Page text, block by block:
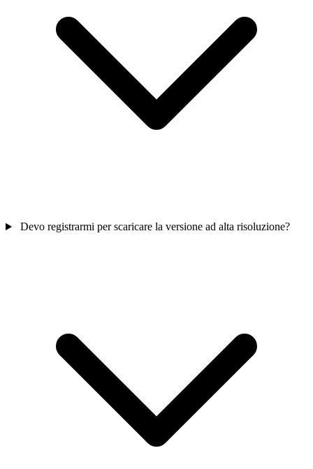
Devo registrarmi per scaricare la versione ad alta risoluzione?